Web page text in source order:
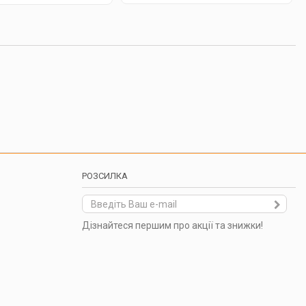
РОЗСИЛКА
Дізнайтеся першим про акції та знижки!